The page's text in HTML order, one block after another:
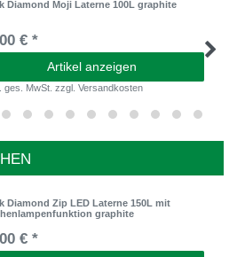
Diamond Moji Laterne 100L graphite
€ *
Artikel anzeigen
ges. MwSt. zzgl.Versandkosten
Diamond Zip LED Laterne 150L mit
graphite
€ *